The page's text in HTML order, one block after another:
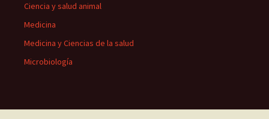
Ciencia y salud animal
Medicina
Medicina y Ciencias de la salud
Microbiología